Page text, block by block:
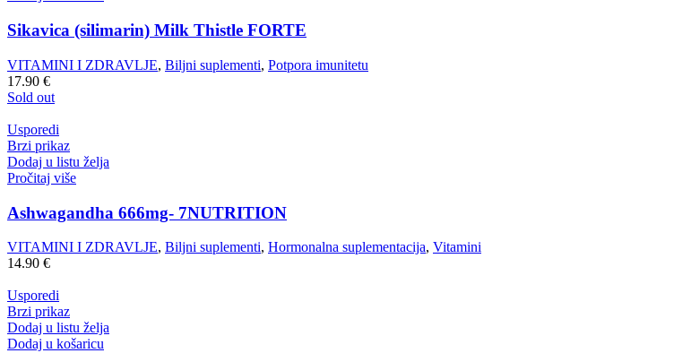
Sikavica (silimarin) Milk Thistle FORTE
VITAMINI I ZDRAVLJE, Biljni suplementi, Potpora imunitetu
17.90 €
Sold out
Usporedi
Brzi prikaz
Dodaj u listu želja
Pročitaj više
Ashwagandha 666mg- 7NUTRITION
VITAMINI I ZDRAVLJE, Biljni suplementi, Hormonalna suplementacija, Vitamini
14.90 €
Usporedi
Brzi prikaz
Dodaj u listu želja
Dodaj u košaricu